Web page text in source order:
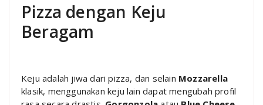
Pizza dengan Keju
Beragam
Keju adalah jiwa dari pizza, dan selain Mozzarella
klasik, menggunakan keju lain dapat mengubah profil